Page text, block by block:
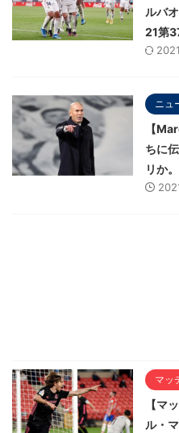
ルバ
21第
ニュ
【
ちに
リか。
マッ
【マ
ル・